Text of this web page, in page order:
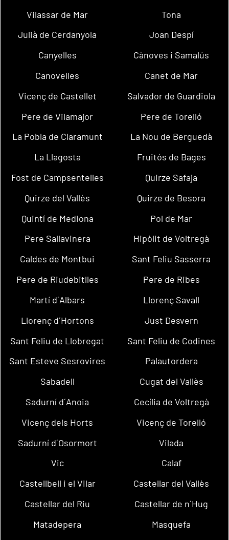
Vilassar de Mar
Tona
Julià de Cerdanyola
Joan Despí
Canyelles
Cànoves i Samalús
Canovelles
Canet de Mar
Vicenç de Castellet
Salvador de Guardiola
Pere de Vilamajor
Pere de Torelló
La Pobla de Claramunt
La Nou de Berguedà
La Llagosta
Fruitós de Bages
Fost de Campsentelles
Quirze Safaja
Quirze del Vallès
Quirze de Besora
Quintí de Mediona
Pol de Mar
Pere Sallavinera
Hipòlit de Voltregà
Caldes de Montbui
Sant Feliu Sasserra
Pere de Riudebitlles
Pere de Ribes
Martí d´Albars
Llorenç Savall
Llorenç d´Hortons
Just Desvern
Sant Feliu de Llobregat
Sant Feliu de Codines
Sant Esteve Sesrovires
Palautordera
Sabadell
Cugat del Vallès
Sadurní d´Anoia
Cecília de Voltregà
Vicenç dels Horts
Vicenç de Torelló
Sadurní d´Osormort
Vilada
Vic
Calaf
Castellbell i el Vilar
Castellar del Vallès
Castellar del Riu
Castellar de n´Hug
Matadepera
Masquefa